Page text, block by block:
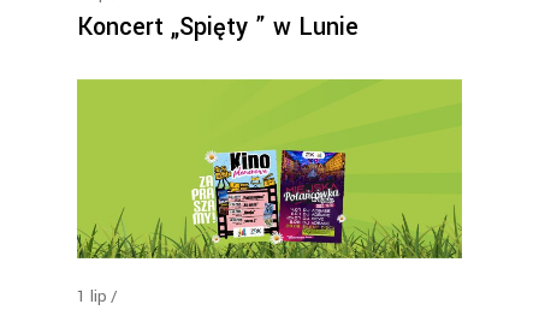
Koncert „Spięty ” w Lunie
1 lip